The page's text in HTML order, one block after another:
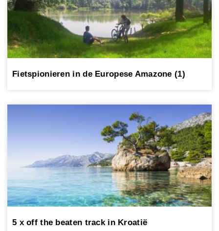
Fietspionieren in de Europese Amazone (1)
5 x off the beaten track in Kroatië